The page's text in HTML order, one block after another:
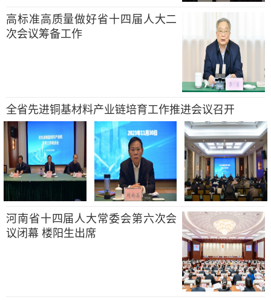
高标准高质量做好省十四届人大二
次会议筹备工作
全省先进铜基材料产业链培育工作推进会议召开
河南省十四届人大常委会第六次会
议闭幕 楼阳生出席